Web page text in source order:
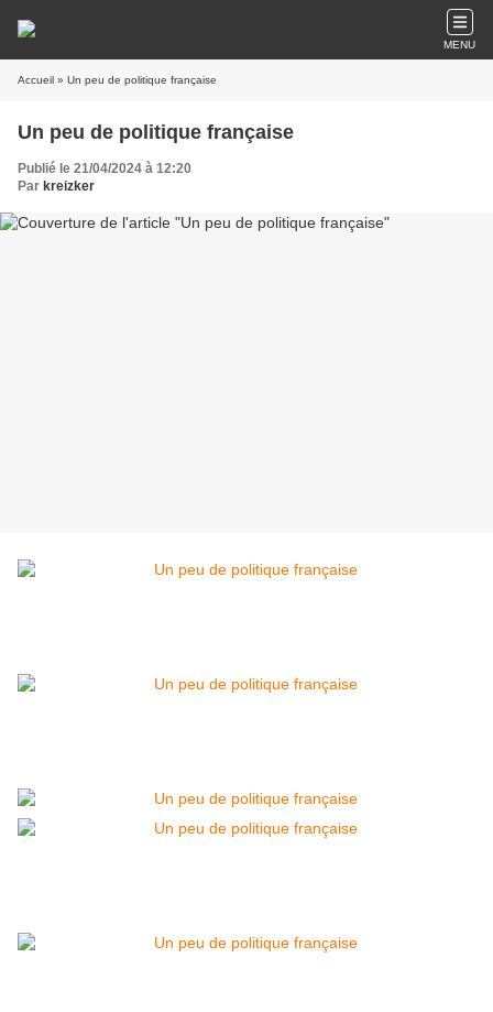
MENU
Accueil » Un peu de politique française
Un peu de politique française
Publié le 21/04/2024 à 12:20
Par kreizker